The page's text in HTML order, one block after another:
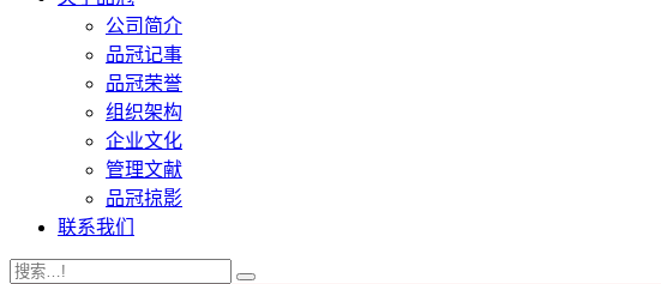
公司简介
品冠记事
品冠荣誉
组织架构
企业文化
管理文献
品冠掠影
联系我们